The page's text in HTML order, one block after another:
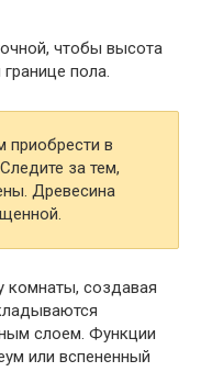
чтобы высота
пола.
приобрести в
за тем,
Древесина
комнаты, создавая
слоем. Функции
или вспененный